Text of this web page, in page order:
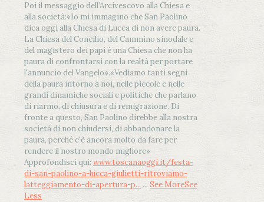
Poi il messaggio dell’Arcivescovo alla Chiesa e
alla società:«Io mi immagino che San Paolino
dica oggi alla Chiesa di Lucca di non avere paura.
La Chiesa del Concilio, del Cammino sinodale e
del magistero dei papi è una Chiesa che non ha
paura di confrontarsi con la realtà per portare
l'annuncio del Vangelo».«Vediamo tanti segni
della paura intorno a noi, nelle piccole e nelle
grandi dinamiche sociali e politiche che parlano
di riarmo, di chiusura e di remigrazione. Di
fronte a questo, San Paolino direbbe alla nostra
società di non chiudersi, di abbandonare la
paura, perché c'è ancora molto da fare per
rendere il nostro mondo migliore»
Approfondisci qui: www.toscanaoggi.it/festa-
di-san-paolino-a-lucca-giulietti-ritroviamo-
latteggiamento-di-apertura-p... ... See MoreSee
Less